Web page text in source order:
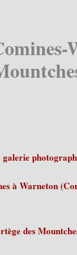
à Warneton
des